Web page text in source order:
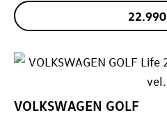
22.990
VOLKSWAGEN GOLF